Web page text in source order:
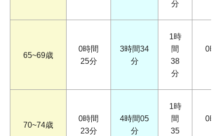
分
65~69歳
0時間
25分
3時間34
分
1時
間
38
分
0時
70~74歳
0時間
23分
4時間05
分
1時
間
35
0時